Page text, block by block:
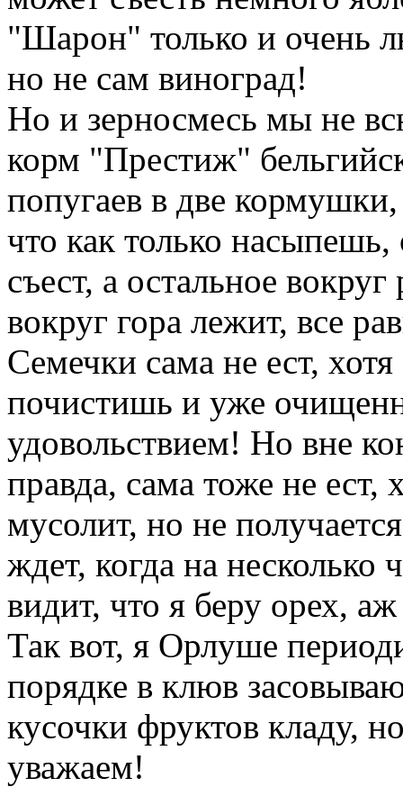
"Шарон" только и очень
но не сам виноград!
Но и зерносмесь мы не
корм "Престиж"
попугаев в две
что как только насыпешь,
съест, а остальное
вокруг гора лежит, все
Семечки сама не ест,
почистишь и уже
удовольствием! Но вне
правда, сама тоже не ест,
мусолит, но не
ждет, когда на несколько
видит, что я беру орех,
Так вот, я Орлуше
порядке в клюв
кусочки фруктов кладу,
уважаем!